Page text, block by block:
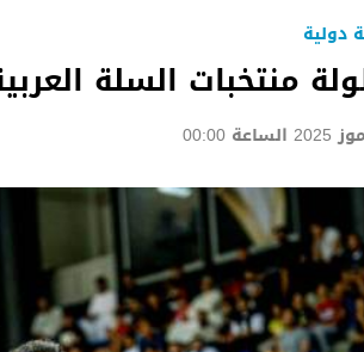
دولية
منتخبات السلة